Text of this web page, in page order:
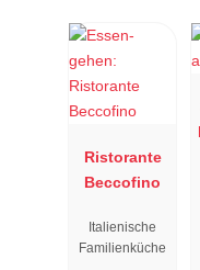
Ristorante
Beccofino
Italienische
Familienküche